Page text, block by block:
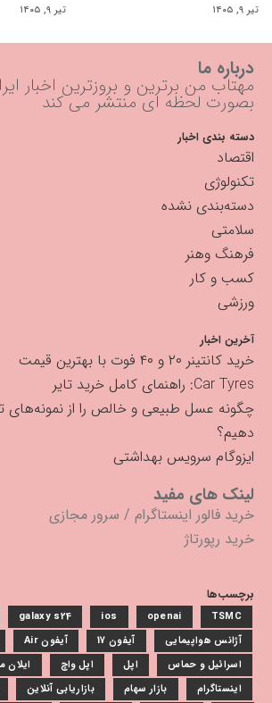
تیر ۹, ۱۴۰۵ تیر ۹, ۱۴۰۵
درباره ما
مهتاب من برترین و بروزترین اخبار
بصورت لحظه ای منتشر می کند
دسته بندی اخبار
اقتصاد
تکنولوژی
دسته‌بندی نشده
سلامتی
فرهنگ وهنر
کسب و کار
ورزشی
آخرین اخبار
خرید کانتینر ۲۰ و ۴۰ فوت با بهترین قیمت
Car Tyres: راهنمای کامل خرید تایر
چگونه عسل طبیعی و خالص را از
دهیم؟
ایزوگام سرویس بهداشتی
لینک های مفید
خرید فالور اینستاگرام / سرور مجازی
خرید رپورتاژ
برچسب‌ها
galaxy s24 ios openai TSMC
آژانس هواپیمایی
آیفون 17 آیفون Air
اسرائیل و حماس
اپل اپل واچ
اینستاگرام
بازار سهام بازاریابی آنلاین